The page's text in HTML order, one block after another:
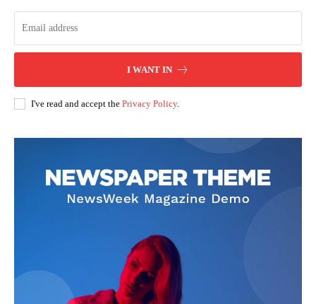
I WANT IN
I've read and accept the Privacy Policy.